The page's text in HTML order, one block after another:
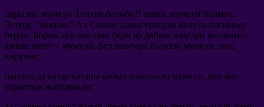
дарылоо мүмкүн Tumors болобу?? ошол, мүмкүн болмок,
Эгерде “шишик” Ал Cosmic дарыгерлерди колуна багынып
берди. Бирок, ага-жылдан бери ар дайым алардан жашынып,
качып кетет – мүмкүн, Бул иш-чара болушу мүмкүн эмес
көрүнөт.
шишик да кезде катары кабыл алынышы мүмкүн, бул эки
тараптын жайгашкан: